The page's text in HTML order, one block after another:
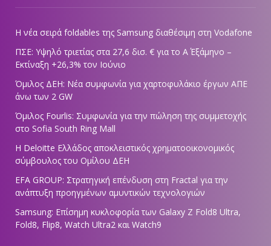
Η νέα σειρά foldables της Samsung διαθέσιμη στη Vodafone
ΠΣΕ: Υψηλό τριετίας στα 27,6 δισ. € για το Α΄ Εξάμηνο –
Εκτίναξη +26,3% τον Ιούνιο
Όμιλος ΔΕΗ: Νέα συμφωνία για χαρτοφυλάκιο έργων ΑΠΕ
άνω των 2 GW
Όμιλος Fourlis: Συμφωνία για την πώληση της συμμετοχής
στο Sofia South Ring Mall
Η Deloitte Ελλάδος αποκλειστικός χρηματοοικονομικός
σύμβουλος του Ομίλου ΔΕΗ
EFA GROUP: Στρατηγική επένδυση στη Fractal για την
ανάπτυξη προηγμένων αμυντικών τεχνολογιών
Samsung: Επίσημη κυκλοφορία των Galaxy Z Fold8 Ultra,
Fold8, Flip8, Watch Ultra2 και Watch9